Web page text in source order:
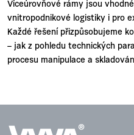
Víceúrovňové rámy jsou
vnitropodnikové logistiky i pro
Každé řešení přizpůsobujeme
– jak z pohledu technických
procesu manipulace a